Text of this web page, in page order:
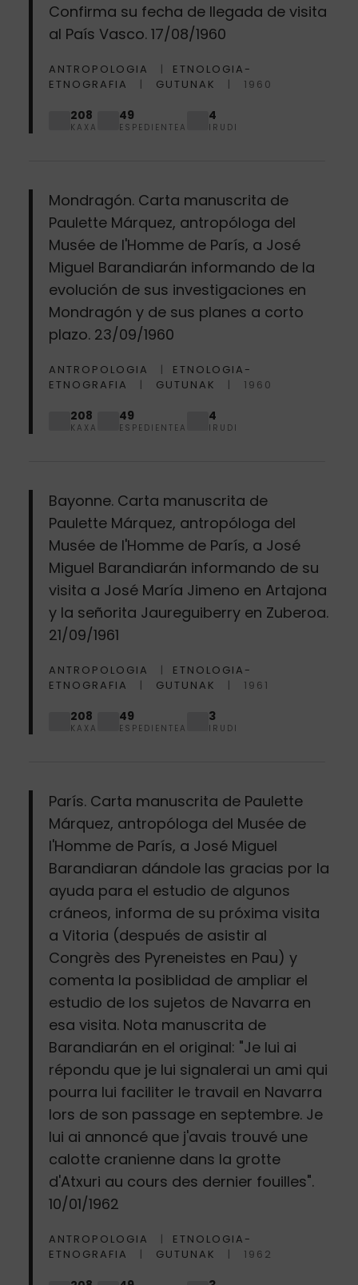
Confirma su fecha de llegada de visita
al País Vasco. 17/08/1960
ANTROPOLOGIA
ETNOLOGIA-
ETNOGRAFIA
GUTUNAK 1960
208
KAXA
49
ESPEDIENTEA
4
IRUDI
Mondragón. Carta manuscrita de
Paulette Márquez, antropóloga del
Musée de l'Homme de París, a José
Miguel Barandiarán informando de la
evolución de sus investigaciones en
Mondragón y de sus planes a corto
plazo. 23/09/1960
ANTROPOLOGIA
ETNOLOGIA-
ETNOGRAFIA
GUTUNAK 1960
208
KAXA
49
ESPEDIENTEA
4
IRUDI
Bayonne. Carta manuscrita de
Paulette Márquez, antropóloga del
Musée de l'Homme de París, a José
Miguel Barandiarán informando de su
visita a José María Jimeno en Artajona
y la señorita Jaureguiberry en Zuberoa.
21/09/1961
ANTROPOLOGIA
ETNOLOGIA-
ETNOGRAFIA
GUTUNAK 1961
208
KAXA
49
ESPEDIENTEA
3
IRUDI
París. Carta manuscrita de Paulette
Márquez, antropóloga del Musée de
l'Homme de París, a José Miguel
Barandiaran dándole las gracias por la
ayuda para el estudio de algunos
cráneos, informa de su próxima visita
a Vitoria (después de asistir al
Congrès des Pyreneistes en Pau) y
comenta la posiblidad de ampliar el
estudio de los sujetos de Navarra en
esa visita. Nota manuscrita de
Barandiarán en el original: "Je lui ai
répondu que je lui signalerai un ami qui
pourra lui faciliter le travail en Navarra
lors de son passage en septembre. Je
lui ai annoncé que j'avais trouvé une
calotte cranienne dans la grotte
d'Atxuri au cours des dernier fouilles".
10/01/1962
ANTROPOLOGIA
ETNOLOGIA-
ETNOGRAFIA
GUTUNAK 1962